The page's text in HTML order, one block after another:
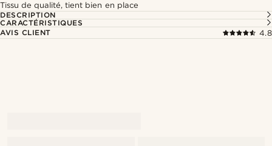
Tissu de qualité, tient bien en place
DESCRIPTION
CARACTÉRISTIQUES
AVIS CLIENT
4.8